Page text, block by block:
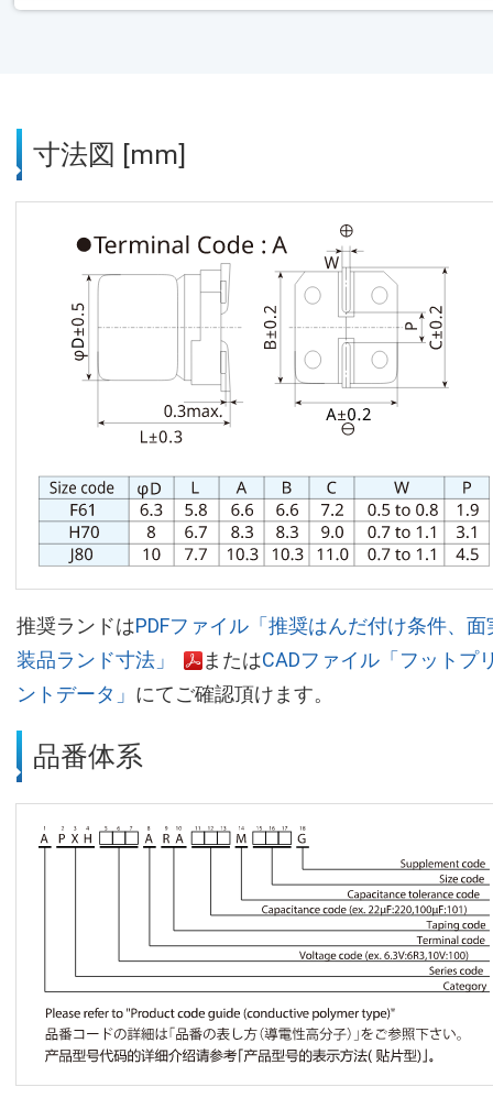
寸法図 [mm]
推奨ランドはPDFファイル「推奨はんだ付け条件、面
装品ランド寸法」
またはCADファイル「フットプ
ントデータ」 にてご確認頂けます。
品番体系